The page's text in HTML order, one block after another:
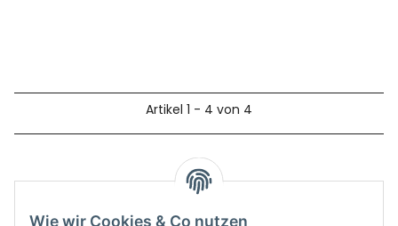
Wie wir Cookies & Co nutzen
Artikel 1 - 4 von 4